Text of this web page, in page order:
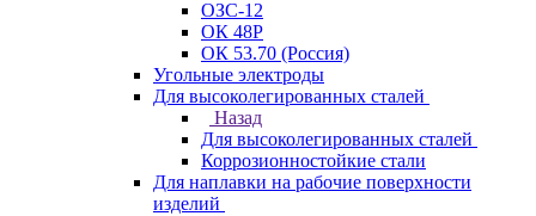
ОЗС-12
ОК 48Р
ОК 53.70 (Россия)
Угольные электроды
Для высоколегированных сталей
Назад
Для высоколегированных сталей
Коррозионностойкие стали
Для наплавки на рабочие поверхности
изделий